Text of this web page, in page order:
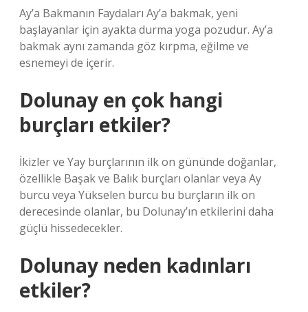
Ay’a Bakmanın Faydaları Ay’a bakmak, yeni
başlayanlar için ayakta durma yoga pozudur. Ay’a
bakmak aynı zamanda göz kırpma, eğilme ve
esnemeyi de içerir.
Dolunay en çok hangi
burçları etkiler?
İkizler ve Yay burçlarının ilk on gününde doğanlar,
özellikle Başak ve Balık burçları olanlar veya Ay
burcu veya Yükselen burcu bu burçların ilk on
derecesinde olanlar, bu Dolunay’ın etkilerini daha
güçlü hissedecekler.
Dolunay neden kadınları
etkiler?